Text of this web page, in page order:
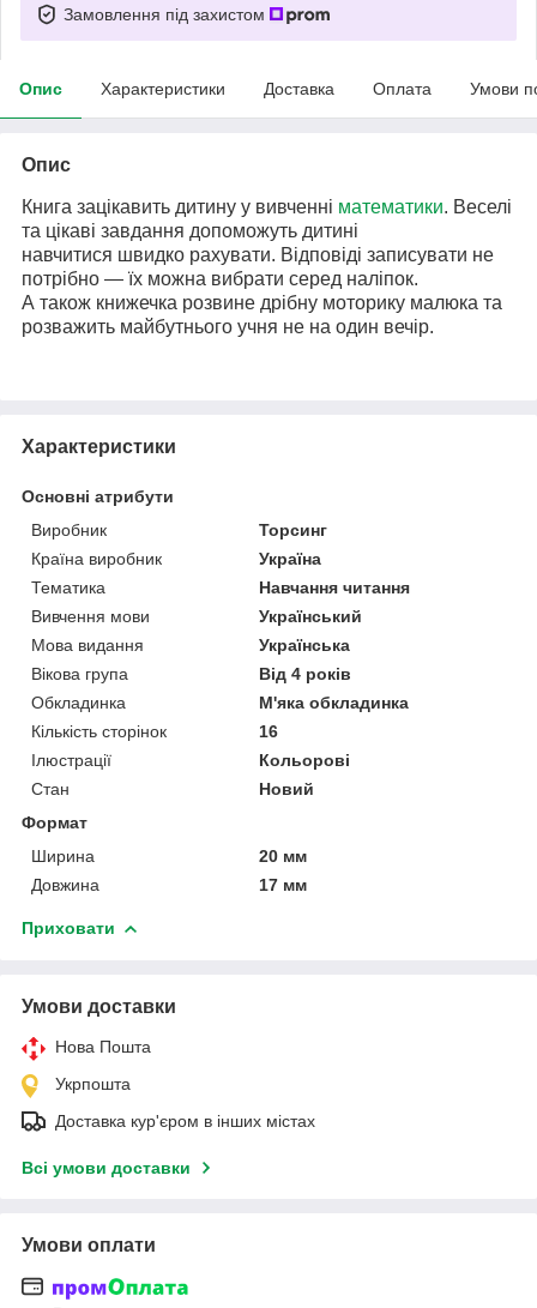
Замовлення під захистом
Опис Характеристики Доставка Оплата Умови
Опис
Книга зацікавить дитину у вивченні математики. Веселі
та цікаві завдання допоможуть дитині
навчитися швидко рахувати. Відповіді записувати не
потрібно — їх можна вибрати серед наліпок.
А також книжечка розвине дрібну моторику малюка та
розважить майбутнього учня не на один вечір.
Характеристики
Основні атрибути
Виробник
Торсинг
Країна виробник
Україна
Тематика
Навчання читання
Вивчення мови
Український
Мова видання
Українська
Вікова група
Від 4 років
Обкладинка
М'яка обкладинка
Кількість сторінок
16
Ілюстрації
Кольорові
Стан
Новий
Формат
Ширина
20 мм
Довжина
17 мм
Приховати
Умови доставки
Нова Пошта
Укрпошта
Доставка кур'єром в інших містах
Всі умови доставки
Умови оплати